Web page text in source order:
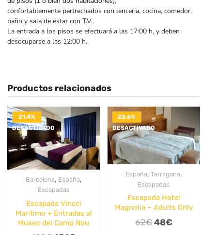
confortablemente pertrechados con lenceria, cocina, comedor,
baño y sala de estar con T.V..
La entrada a los pisos se efectuará a las 17:00 h, y deben
desocuparse a las 12:00 h.
Productos relacionados
21.4%
DESACTIVADO
Barcelona, España,
Escapadas
Escapada Vincci
Maritimo + Entradas al
Museo del Camp Nou
22.6%
DESACTIVADO
España,Tarragona,
Escapadas
Escapada Hotel
Magnolia – Adults Only
62€El
48€El